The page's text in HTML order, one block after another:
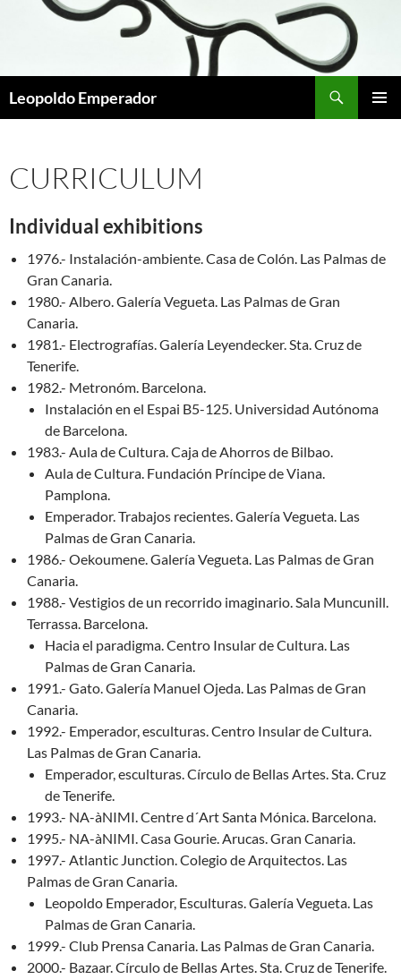
Leopoldo Emperador
CURRICULUM
Individual exhibitions
1976.- Instalación-ambiente. Casa de Colón. Las Palmas de
Gran Canaria.
1980.- Albero. Galería Vegueta. Las Palmas de Gran
Canaria.
1981.- Electrografías. Galería Leyendecker. Sta. Cruz de
Tenerife.
1982.- Metronóm. Barcelona.
Instalación en el Espai B5-125. Universidad Autónoma
de Barcelona.
1983.- Aula de Cultura. Caja de Ahorros de Bilbao.
Aula de Cultura. Fundación Príncipe de Viana.
Pamplona.
Emperador. Trabajos recientes. Galería Vegueta. Las
Palmas de Gran Canaria.
1986.- Oekoumene. Galería Vegueta. Las Palmas de Gran
Canaria.
1988.- Vestigios de un recorrido imaginario. Sala Muncunill.
Terrassa. Barcelona.
Hacia el paradigma. Centro Insular de Cultura. Las
Palmas de Gran Canaria.
1991.- Gato. Galería Manuel Ojeda. Las Palmas de Gran
Canaria.
1992.- Emperador, esculturas. Centro Insular de Cultura.
Las Palmas de Gran Canaria.
Emperador, esculturas. Círculo de Bellas Artes. Sta. Cruz
de Tenerife.
1993.- NA-àNIMI. Centre d´Art Santa Mónica. Barcelona.
1995.- NA-àNIMI. Casa Gourie. Arucas. Gran Canaria.
1997.- Atlantic Junction. Colegio de Arquitectos. Las
Palmas de Gran Canaria.
Leopoldo Emperador, Esculturas. Galería Vegueta. Las
Palmas de Gran Canaria.
1999.- Club Prensa Canaria. Las Palmas de Gran Canaria.
2000.- Bazaar. Círculo de Bellas Artes. Sta. Cruz de Tenerife.